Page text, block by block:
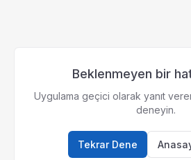
Beklenmeyen bir
Uygulama geçici olarak yanıt
deneyin.
Tekrar Dene